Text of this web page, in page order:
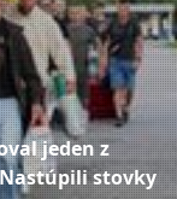
jeden z
stovky